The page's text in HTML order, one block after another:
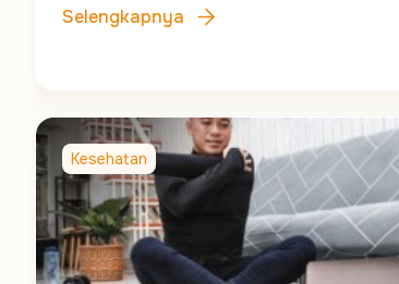
Selengkapnya
Kesehatan